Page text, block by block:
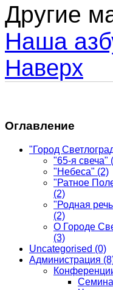
Другие
Наша
Наверх
Оглавление
"Город
"65-я свеча"
"Небеса" (2)
"Ратное
(2)
"Родная
(2)
О Городе
(3)
Uncategorised (0)
Администрация